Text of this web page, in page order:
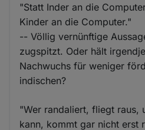
"Statt Inder an die
Kinder an die Computer."
-- Völlig vernünftige
zugspitzt. Oder hält
Nachwuchs für weniger
indischen?
"Wer randaliert, fliegt raus,
kann, kommt gar nicht erst